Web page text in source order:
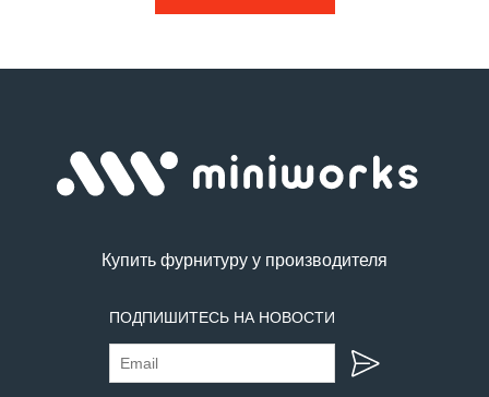
Купить фурнитуру у производителя
ПОДПИШИТЕСЬ НА НОВОСТИ